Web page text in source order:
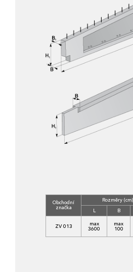
Obchodní
značka
Rozměry (cm)
L B
ZV 013 max
3600
max
100